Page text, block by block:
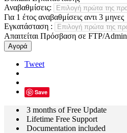
Αναβαθμίσεις:
Για 1 έτος αναβαθμίσεις αντι 3 μηνες
Εγκατάσταση :
Απαιτείται Πρόσβαση σε FTP/Admin
Αγορά
Tweet
Save
3 months of Free Update
Lifetime Free Support
Documentation included